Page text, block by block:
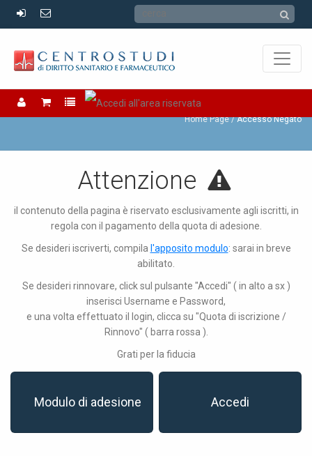
Accesso Negato
Home Page Accesso Negato
Attenzione
il contenuto della pagina è riservato esclusivamente agli iscritti, in
regola con il pagamento della quota di adesione.
Se desideri iscriverti, compila l'apposito modulo: sarai in breve
abilitato.
Se desideri rinnovare, click sul pulsante "Accedi" ( in alto a sx )
inserisci Username e Password,
e una volta effettuato il login, clicca su "Quota di iscrizione /
Rinnovo" ( barra rossa ).
Grati per la fiducia
Modulo di adesione Accedi